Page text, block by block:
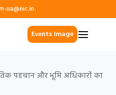
ua@nic.in
Events Image
पहचान और भूमि अधिकारों का